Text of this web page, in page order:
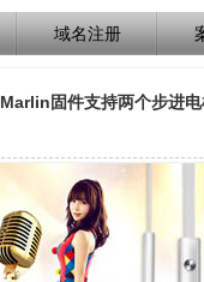
域名注册
Marlin固件支持两个步进